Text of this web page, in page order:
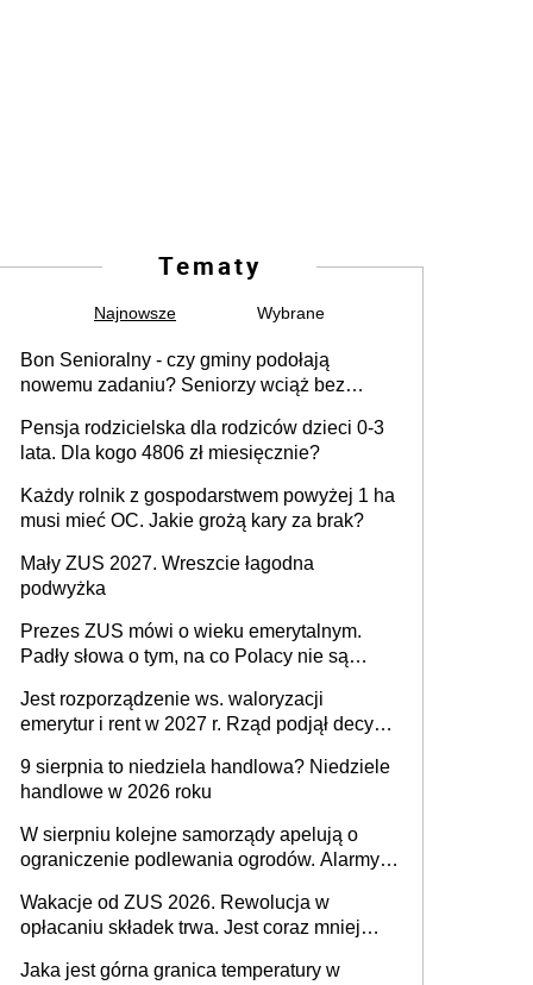
Tematy
Najnowsze Wybrane
Bon Senioralny - czy gminy podołają
nowemu zadaniu? Seniorzy wciąż bez
Pensja rodzicielska dla rodziców dzieci 0-3
lata. Dla kogo 4806 zł miesięcznie?
Każdy rolnik z gospodarstwem powyżej 1 ha
musi mieć OC. Jakie grożą kary za brak?
Mały ZUS 2027. Wreszcie łagodna
podwyżka
Prezes ZUS mówi o wieku emerytalnym.
Padły słowa o tym, na co Polacy nie są
Jest rozporządzenie ws. waloryzacji
emerytur i rent w 2027 r. Rząd podjął decyzję
9 sierpnia to niedziela handlowa? Niedziele
handlowe w 2026 roku
W sierpniu kolejne samorządy apelują o
ograniczenie podlewania ogrodów. Alarmy w
może objąć cały kraj
Wakacje od ZUS 2026. Rewolucja w
opłacaniu składek trwa. Jest coraz mniej
Jaka jest górna granica temperatury w